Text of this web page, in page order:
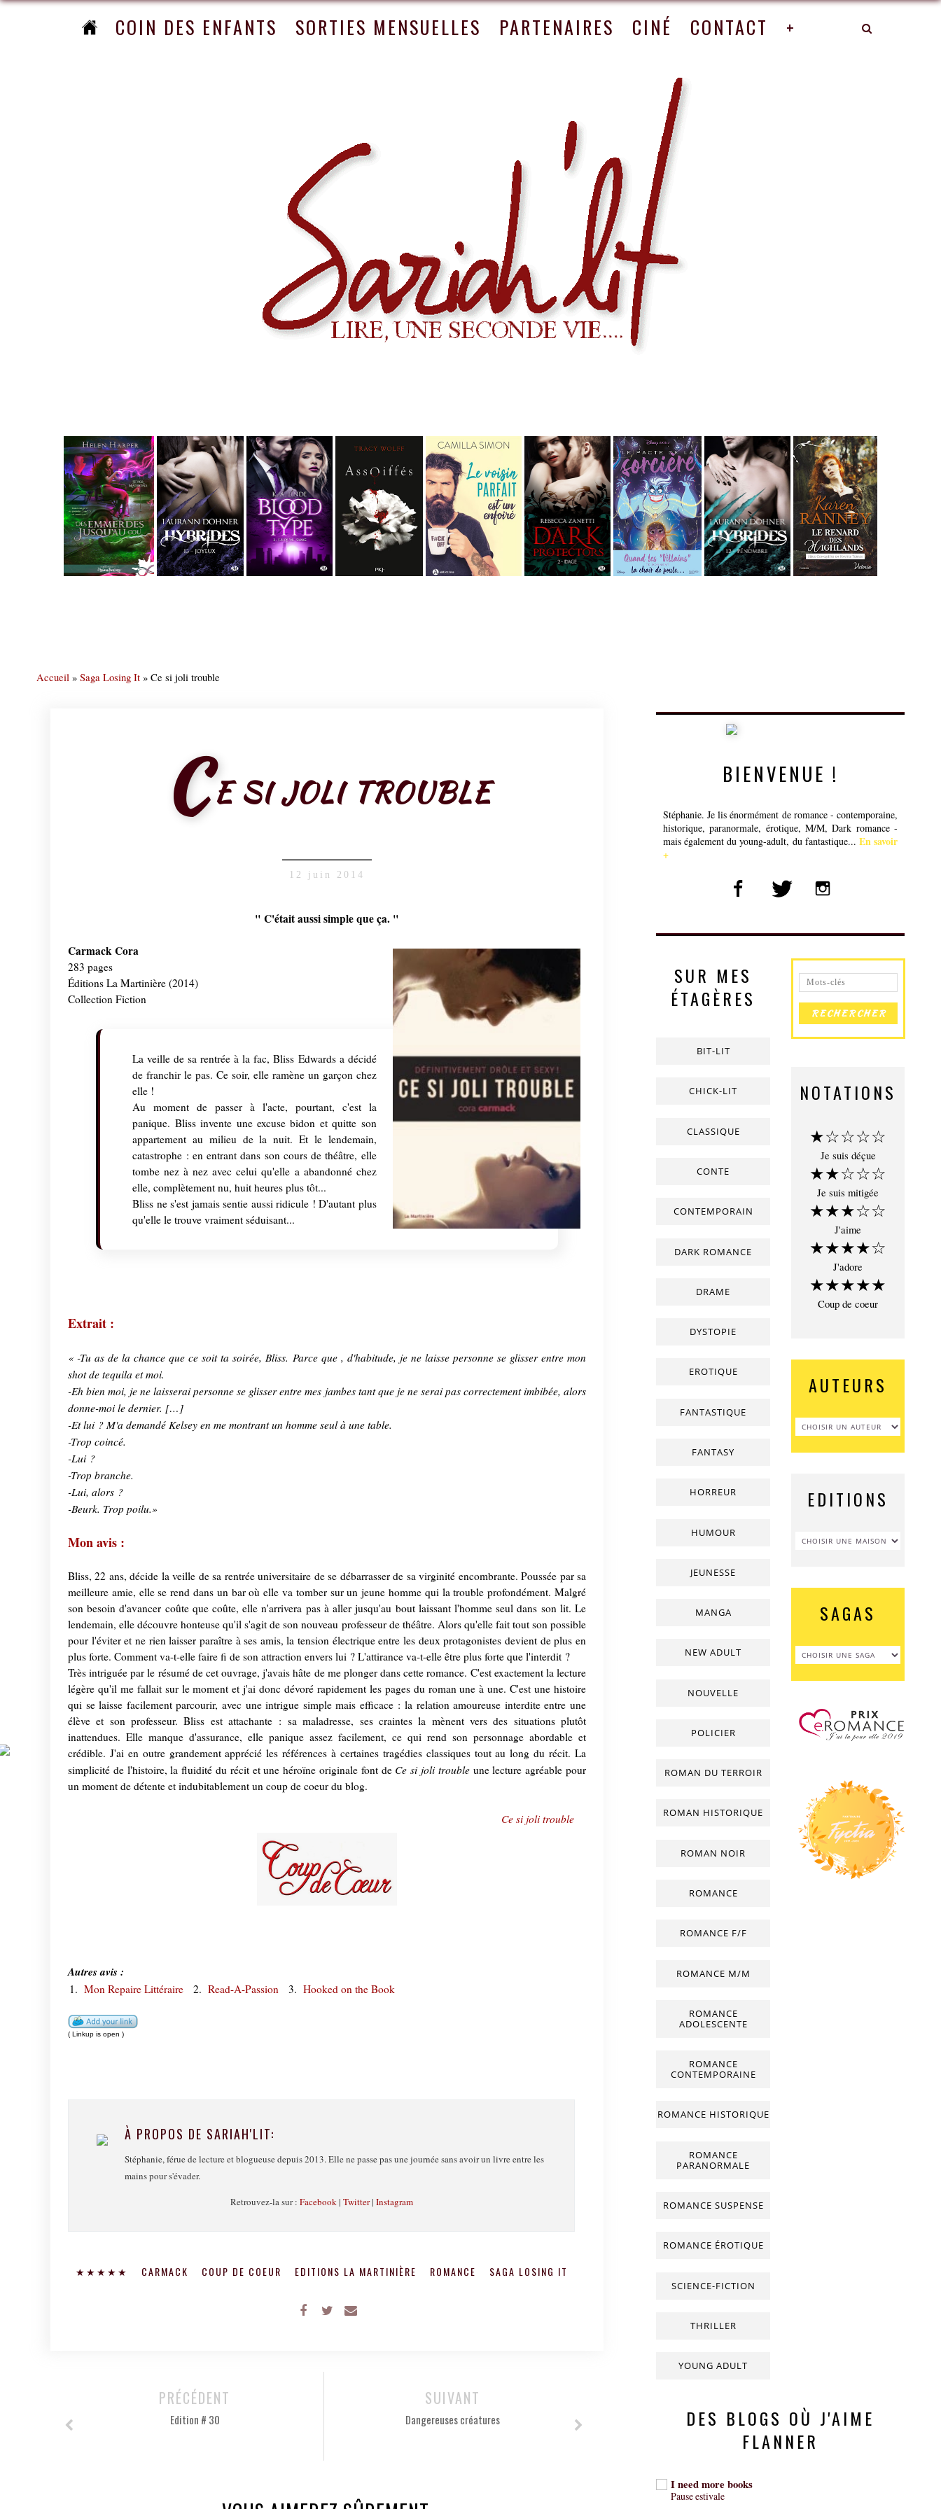
COIN DES ENFANTS SORTIES MENSUELLES PARTENAIRES CINÉ CONTACT +
Accueil » Saga Losing It » Ce si joli trouble
C E SI JOLI TROUBLE
12 juin 2014
" C'était aussi simple que ça. "
Carmack Cora
283 pages
Éditions La Martinière (2014)
Collection Fiction
La veille de sa rentrée à la fac, Bliss Edwards a décidé
de franchir le pas. Ce soir, elle ramène un garçon chez
elle !
Au moment de passer à l'acte, pourtant, c'est la
panique. Bliss invente une excuse bidon et quitte son
appartement au milieu de la nuit. Et le lendemain,
catastrophe : en entrant dans son cours de théâtre, elle
tombe nez à nez avec celui qu'elle a abandonné chez
elle, complètement nu, huit heures plus tôt...
Bliss ne s'est jamais sentie aussi ridicule ! D'autant plus
qu'elle le trouve vraiment séduisant...
Extrait :
« -Tu as de la chance que ce soit ta soirée, Bliss. Parce que , d'habitude, je ne laisse personne se glisser entre mon
shot de tequila et moi.
-Eh bien moi, je ne laisserai personne se glisser entre mes jambes tant que je ne serai pas correctement imbibée, alors
donne-moi le dernier. […]
-Et lui ? M'a demandé Kelsey en me montrant un homme seul à une table.
-Trop coincé.
-Lui ?
-Trop branche.
-Lui, alors ?
-Beurk. Trop poilu.»
Mon avis :
Bliss, 22 ans, décide la veille de sa rentrée universitaire de se débarrasser de sa virginité encombrante. Poussée par sa
meilleure amie, elle se rend dans un bar où elle va tomber sur un jeune homme qui la trouble profondément. Malgré
son besoin d'avancer coûte que coûte, elle n'arrivera pas à aller jusqu'au bout laissant l'homme seul dans son lit. Le
lendemain, elle découvre honteuse qu'il s'agit de son nouveau professeur de théâtre. Alors qu'elle fait tout son possible
pour l'éviter et ne rien laisser paraître à ses amis, la tension électrique entre les deux protagonistes devient de plus en
plus forte. Comment va-t-elle faire fi de son attraction envers lui ? L'attirance va-t-elle être plus forte que l'interdit ?
Très intriguée par le résumé de cet ouvrage, j'avais hâte de me plonger dans cette romance. C'est exactement la lecture
légère qu'il me fallait sur le moment et j'ai donc dévoré rapidement les pages du roman une à une. C'est une histoire
qui se laisse facilement parcourir, avec une intrigue simple mais efficace : la relation amoureuse interdite entre une
élève et son professeur. Bliss est attachante : sa maladresse, ses craintes la mènent vers des situations plutôt
inattendues. Elle manque d'assurance, elle panique assez facilement, ce qui rend son personnage abordable et
crédible. J'ai en outre grandement apprécié les références à certaines tragédies classiques tout au long du récit. La
simplicité de l'histoire, la fluidité du récit et une héroïne originale font de Ce si joli troubleune lecture agréable pour
un moment de détente et indubitablement un coup de coeur du blog.
Ce si joli trouble
Autres avis :
1. Mon Repaire Littéraire 2. Read-A-Passion 3. Hooked on the Book
( Linkup is open )
À PROPOS DE SARIAH'LIT:
Stéphanie, férue de lecture et blogueuse depuis 2013. Elle ne passe pas une journée sans avoir un livre entre les
mains pour s'évader.
Retrouvez-la sur : Facebook | Twitter| Instagram
★★★★★ CARMACK COUP DE COEUR EDITIONS LA MARTINIÈRE ROMANCE SAGA LOSING IT
SUIVANT
Dangereuses créatures
PRÉCÉDENT
Edition # 30
BIENVENUE !
Stéphanie. Je lis énormément de romance - contemporaine,
historique, paranormale, érotique, M/M, Dark romance -
mais également du young-adult, du fantastique... En savoir
+
SUR MES
ÉTAGÈRES
BIT-LIT
CHICK-LIT
CLASSIQUE
CONTE
CONTEMPORAIN
DARK ROMANCE
DRAME
DYSTOPIE
EROTIQUE
FANTASTIQUE
FANTASY
HORREUR
HUMOUR
JEUNESSE
MANGA
NEW ADULT
NOUVELLE
POLICIER
ROMAN DU TERROIR
ROMAN HISTORIQUE
ROMAN NOIR
ROMANCE
ROMANCE F/F
ROMANCE M/M
ROMANCE
ADOLESCENTE
ROMANCE
CONTEMPORAINE
ROMANCE HISTORIQUE
ROMANCE
PARANORMALE
ROMANCE SUSPENSE
ROMANCE ÉROTIQUE
SCIENCE-FICTION
THRILLER
YOUNG ADULT
NOTATIONS
★☆☆☆☆
Je suis déçue
★★☆☆☆
Je suis mitigée
★★★☆☆
J'aime
★★★★☆
J'adore
★★★★★
Coup de coeur
AUTEURS
EDITIONS
SAGAS
DES BLOGS OÙ J'AIME
FLANNER
I need more books
Pause estivale